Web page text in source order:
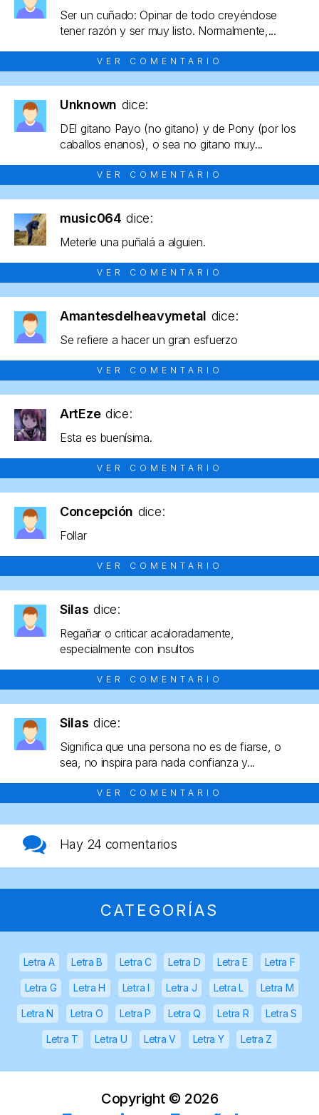
Ser un cuñado: Opinar de todo creyéndose
tener razón y ser muy listo. Normalmente,...
VER COMENTARIO
Unknown dice:
DEl gitano Payo (no gitano) y de Pony (por los
caballos enanos), o sea no gitano muy...
VER COMENTARIO
music064 dice:
Meterle una puñalá a alguien.
VER COMENTARIO
Amantesdelheavymetal dice:
Se refiere a hacer un gran esfuerzo
VER COMENTARIO
ArtEze dice:
Esta es buenísima.
VER COMENTARIO
Concepción dice:
Follar
VER COMENTARIO
Silas dice:
Regañar o criticar acaloradamente,
especialmente con insultos
VER COMENTARIO
Silas dice:
Significa que una persona no es de fiarse, o
sea, no inspira para nada confianza y...
VER COMENTARIO
Hay 24 comentarios
CATEGORÍAS
Letra A Letra B Letra C Letra D Letra E Letra F
Letra G Letra H Letra I Letra J Letra L Letra M
Letra N Letra O Letra P Letra Q Letra R Letra S
Letra T Letra U Letra V Letra Y Letra Z
Copyright © 2026